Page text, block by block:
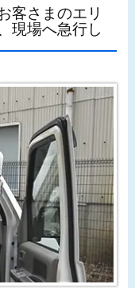
客さまのエリ
現場へ急行し